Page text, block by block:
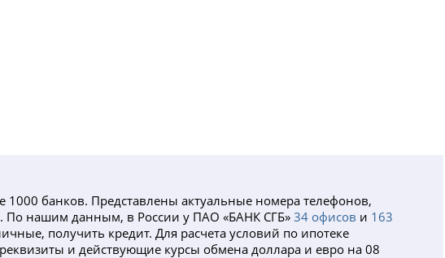
банков. Представлены актуальные номера телефонов,
По нашим данным, в России у ПАО «БАНК СГБ»34 офисов и 163
получить кредит. Для расчета условий по ипотеке
и действующие курсы обмена доллара и евро на 08